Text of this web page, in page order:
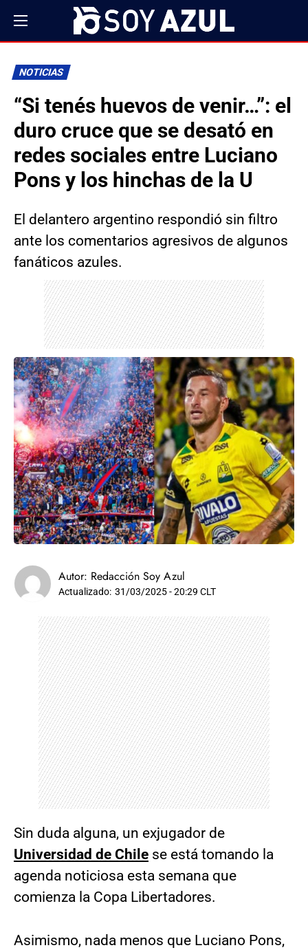
NOTICIAS
“Si tenés huevos de venir…”: el
duro cruce que se desató en
redes sociales entre Luciano
Pons y los hinchas de la U
El delantero argentino respondió sin filtro
ante los comentarios agresivos de algunos
fanáticos azules.
Autor: Redacción Soy Azul
Actualizado: 31/03/2025 - 20:29 CLT
Sin duda alguna, un exjugador de
Universidad de Chile se está tomando la
agenda noticiosa esta semana que
comienza la Copa Libertadores.
Asimismo, nada menos que Luciano Pons,